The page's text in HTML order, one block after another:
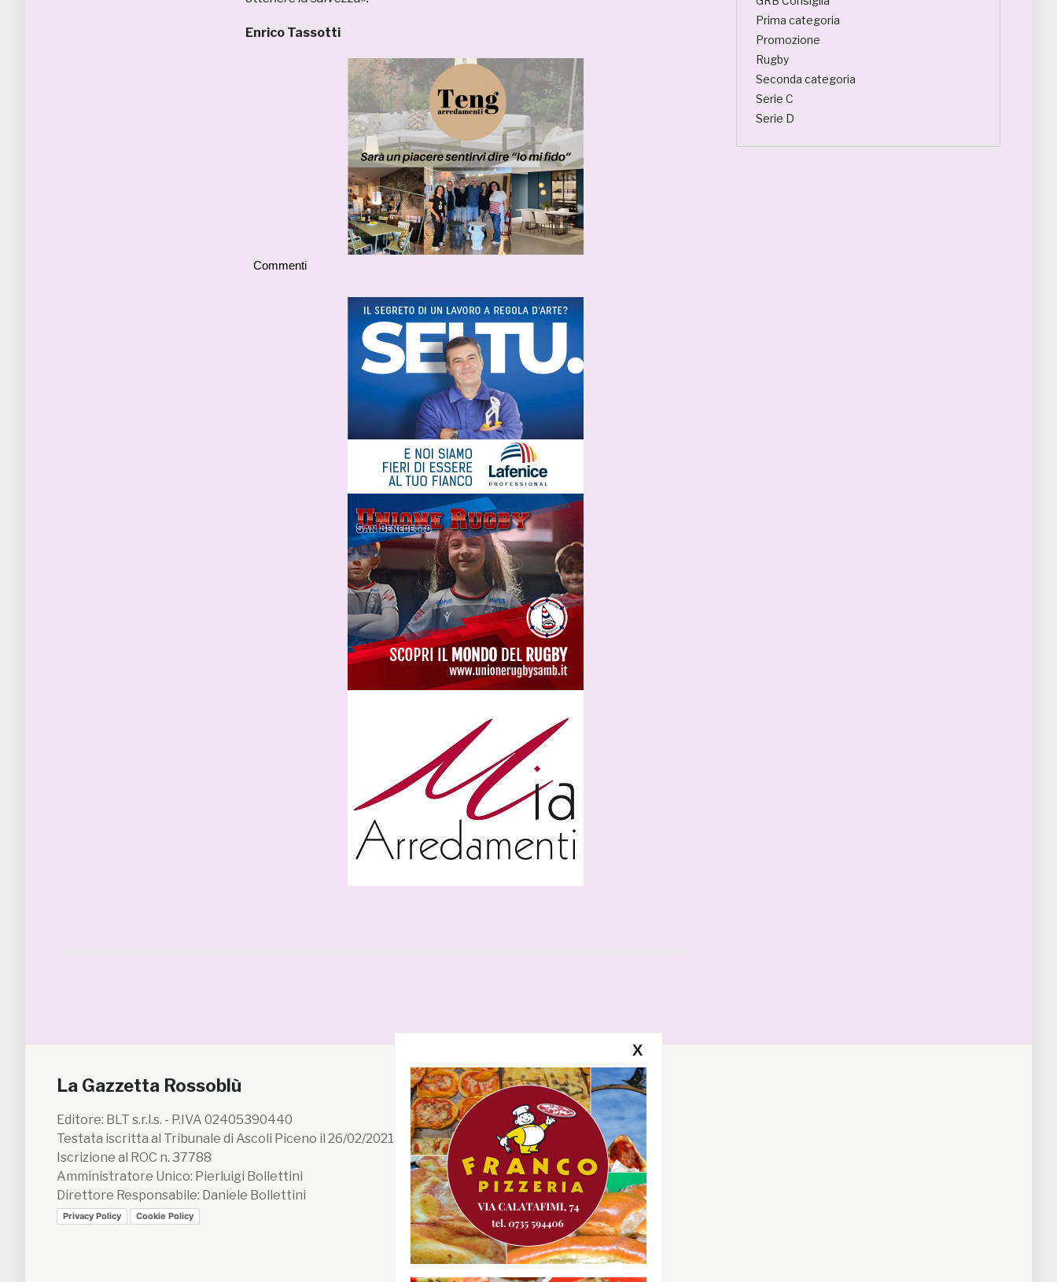
Enrico Tassotti
Commenti
Prima categoria
Promozione
Rugby
Seconda categoria
Serie C
Serie D
La Gazzetta Rossoblù
Editore: BLT s.r.l.s. - P.IVA 02405390440
Testata iscritta al Tribunale di Ascoli Piceno il 26/02/2021 n. 199/2021
Iscrizione al ROC n. 37788
Amministratore Unico: Pierluigi Bollettini
Direttore Responsabile: Daniele Bollettini
Privacy Policy Cookie Policy
Segui la GRB
Facebook
Instagram
Twitter
Youtube
X